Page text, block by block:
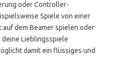
oder Controller-
Spiele von einer
dem Beamer spielen oder
Lieblingsspiele
damit ein flüssiges und